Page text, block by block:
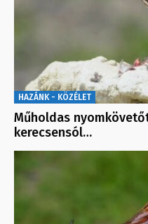
HAZÁNK - KÖZÉLET
Műholdas
kerecsensól…